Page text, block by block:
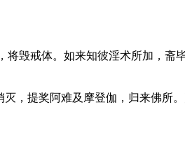
毁戒体。如来知彼淫术所加，斋
，提奖阿难及摩登伽，归来佛所